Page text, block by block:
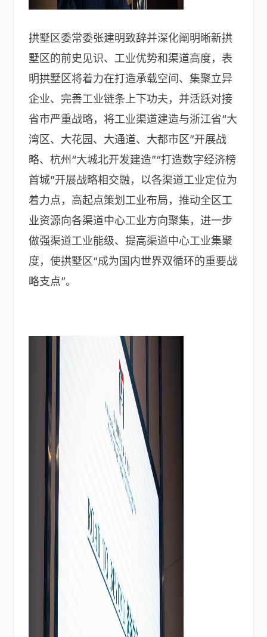
拱墅区委常委张建明致辞并深化阐明晰新拱
墅区的前史见识、工业优势和渠道高度，表
明拱墅区将着力在打造承载空间、集聚立异
企业、完善工业链条上下功夫，并活跃对接
省市严重战略，将工业渠道建造与浙江省“大
湾区、大花园、大通道、大都市区”开展战
略、杭州“大城北开发建造”“打造数字经济榜
首城”开展战略相交融，以各渠道工业定位为
着力点，高起点策划工业布局，推动全区工
业资源向各渠道中心工业方向聚集，进一步
做强渠道工业能级、提高渠道中心工业集聚
度，使拱墅区“成为国内世界双循环的重要战
略支点”。